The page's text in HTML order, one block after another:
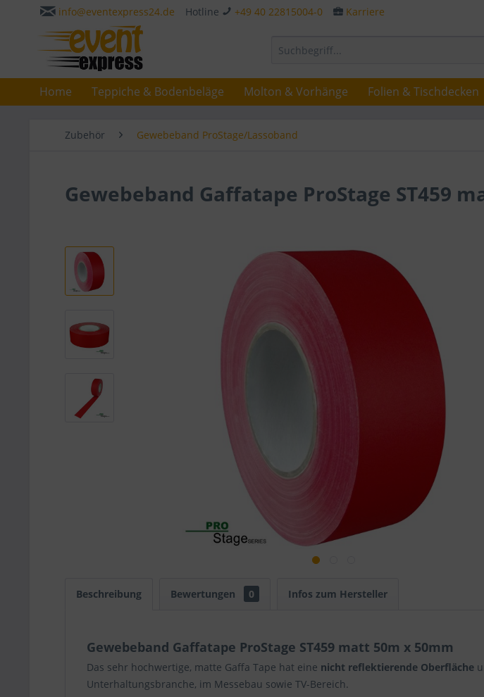
info@eventexpress24.de Hotline +49 40 22815004-0 Karriere
Home Teppiche & Bodenbeläge Molton & Vorhänge Folien & Tischdecken
Zubehör Gewebeband ProStage/Lassoband
Gewebeband Gaffatape ProStage ST459
Beschreibung Bewertungen 0 Infos zum Hersteller
Gewebeband Gaffatape ProStage ST459 matt 50m x 50mm
Das sehr hochwertige, matte Gaffa Tape hat eine nicht reflektierende Oberfläche
Unterhaltungsbranche, im Messebau sowie TV-Bereich.